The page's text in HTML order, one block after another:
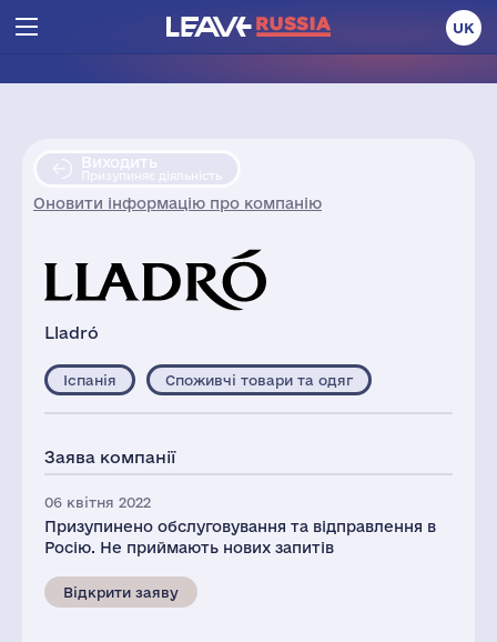
UK
Виходить
Призупиняє діяльність
Оновити інформацію про компанію
Lladró
Іспанія Споживчі товари та одяг
Заява компанії
06 квітня 2022
Призупинено обслуговування та відправлення в
Росію. Не приймають нових запитів
Відкрити заяву